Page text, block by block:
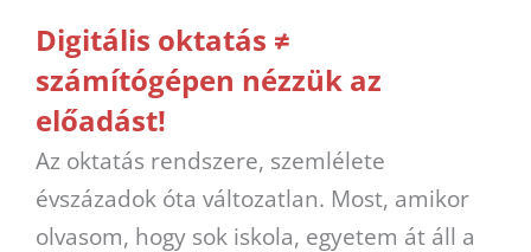
Digitális oktatás ≠
számítógépen nézzük az
előadást!
Az oktatás rendszere, szemlélete
évszázadok óta változatlan. Most, amikor
olvasom, hogy sok iskola, egyetem át áll a